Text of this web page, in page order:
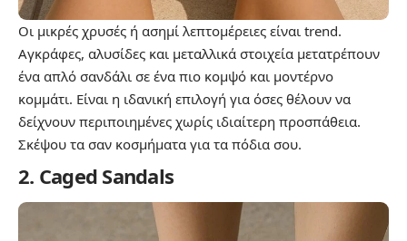
Οι μικρές χρυσές ή ασημί λεπτομέρειες είναι trend.
Αγκράφες, αλυσίδες και μεταλλικά στοιχεία μετατρέπουν
ένα απλό σανδάλι σε ένα πιο κομψό και μοντέρνο
κομμάτι. Είναι η ιδανική επιλογή για όσες θέλουν να
δείχνουν περιποιημένες χωρίς ιδιαίτερη προσπάθεια.
Σκέψου τα σαν κοσμήματα για τα πόδια σου.
2. Caged Sandals